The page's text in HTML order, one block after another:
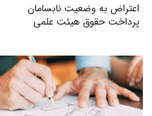
اعتراض به وضعیت نابسامان
پرداخت حقوق هیئت علمی